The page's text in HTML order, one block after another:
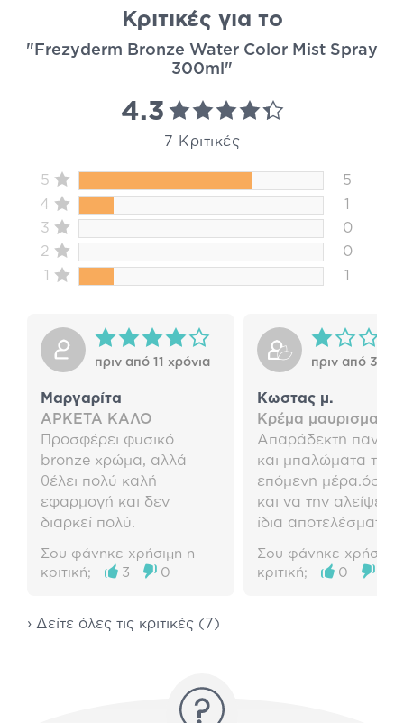
Κριτικές για το
"Frezyderm Bronze Water Color Mist Spray
300ml"
4.3
7 Κριτικές
5
5
4
1
3
0
2
0
1
1
πριν από 11 χρόνια
Μαργαρίτα
ΑΡΚΕΤΑ ΚΑΛΟ
Προσφέρει φυσικό
bronze χρώμα, αλλά
θέλει πολύ καλή
εφαρμογή και δεν
διαρκεί πολύ.
Σου φάνηκε χρήσιμη η
κριτική;
3 0
πριν από 3
Κωστας μ.
Κρέμα μαυρισματος
Απαράδεκτη
και μπαλώματα την
επόμενη μέρα.όσο
και να την αλείψεις τα
ίδια αποτελέσματα.!
Σου φάνηκε χρήσιμη
κριτική;
0
› Δείτε όλες τις κριτικές (7)